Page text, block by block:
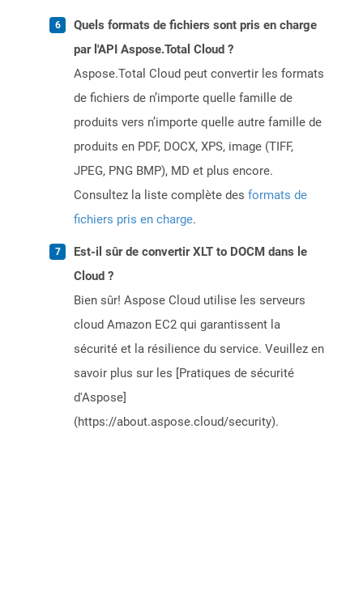
Quels formats de fichiers sont pris en charge
par l'API Aspose.Total Cloud ?
Aspose.Total Cloud peut convertir les formats
de fichiers de n’importe quelle famille de
produits vers n’importe quelle autre famille de
produits en PDF, DOCX, XPS, image (TIFF,
JPEG, PNG BMP), MD et plus encore.
Consultez la liste complète des formats de
fichiers pris en charge.
Est-il sûr de convertir XLT to DOCM dans le
Cloud ?
Bien sûr! Aspose Cloud utilise les serveurs
cloud Amazon EC2 qui garantissent la
sécurité et la résilience du service. Veuillez en
savoir plus sur les [Pratiques de sécurité
d'Aspose]
(https://about.aspose.cloud/security).